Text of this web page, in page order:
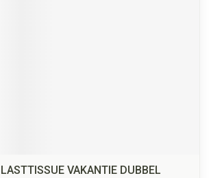
LASTTISSUE VAKANTIE DUBBEL